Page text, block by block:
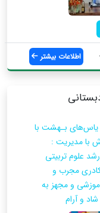
اطلاعات بیشتر
بـهشت با
با مدیریت :
علوم تربیتی
مجرب و
و مجهز به
و آرام